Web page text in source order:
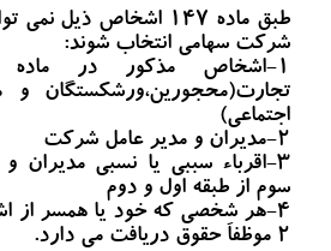
طبق ماده 147 اشخاص ذیل
شرکت سهامی انتخاب شوند:
تجارت(محجورین،ورشکستگان
اجتماعی)
2-مدیران و مدیر عامل شرکت
3-اقرباء سببی یا نسبی مدیران
سوم از طبقه اول و دوم
4-هر شخصی که خود یا همسر از
2 موظفاَ حقوق دریافت می دارد.